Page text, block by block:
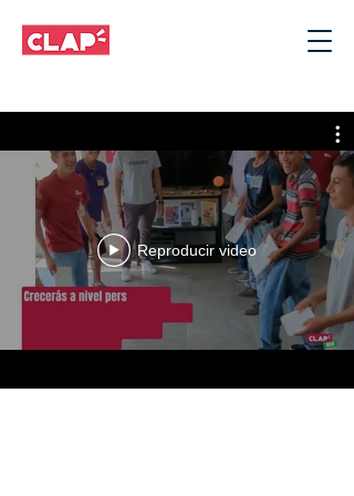
Reproducir video